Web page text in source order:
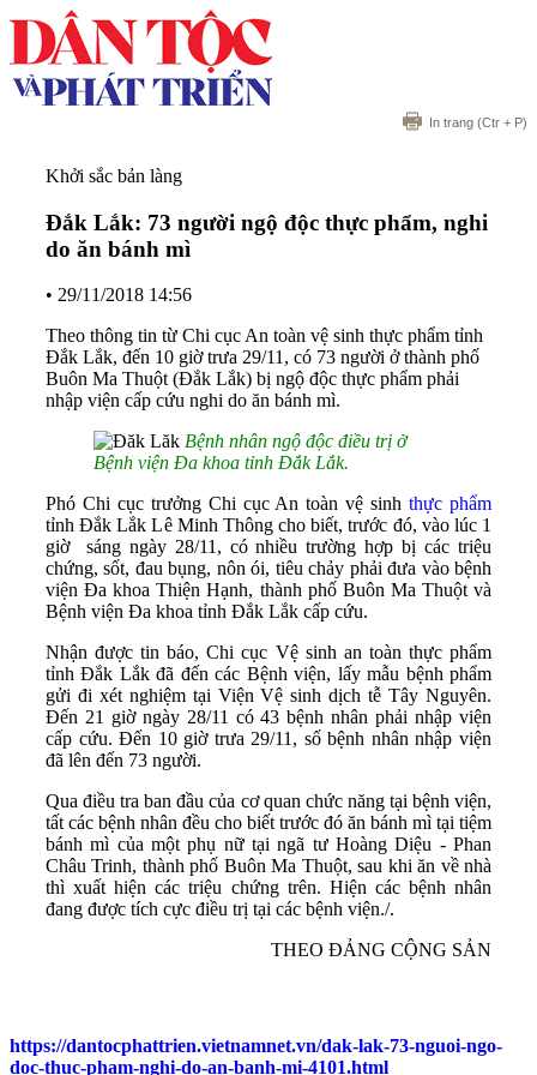
In trang (Ctr + P)
Khởi sắc bản làng
Đắk Lắk: 73 người ngộ độc thực phẩm, nghi
do ăn bánh mì
• 29/11/2018 14:56
Theo thông tin từ Chi cục An toàn vệ sinh thực phẩm tỉnh
Đắk Lắk, đến 10 giờ trưa 29/11, có 73 người ở thành phố
Buôn Ma Thuột (Đắk Lắk) bị ngộ độc thực phẩm phải
nhập viện cấp cứu nghi do ăn bánh mì.
Bệnh nhân ngộ độc điều trị ở
Bệnh viện Đa khoa tỉnh Đắk Lắk.
Phó Chi cục trưởng Chi cục An toàn vệ sinh thực phẩm
tỉnh Đắk Lắk Lê Minh Thông cho biết, trước đó, vào lúc 1
giờ sáng ngày 28/11, có nhiều trường hợp bị các triệu
chứng, sốt, đau bụng, nôn ói, tiêu chảy phải đưa vào bệnh
viện Đa khoa Thiện Hạnh, thành phố Buôn Ma Thuột và
Bệnh viện Đa khoa tỉnh Đắk Lắk cấp cứu.
Nhận được tin báo, Chi cục Vệ sinh an toàn thực phẩm
tỉnh Đắk Lắk đã đến các Bệnh viện, lấy mẫu bệnh phẩm
gửi đi xét nghiệm tại Viện Vệ sinh dịch tễ Tây Nguyên.
Đến 21 giờ ngày 28/11 có 43 bệnh nhân phải nhập viện
cấp cứu. Đến 10 giờ trưa 29/11, số bệnh nhân nhập viện
đã lên đến 73 người.
Qua điều tra ban đầu của cơ quan chức năng tại bệnh viện,
tất các bệnh nhân đều cho biết trước đó ăn bánh mì tại tiệm
bánh mì của một phụ nữ tại ngã tư Hoàng Diệu - Phan
Châu Trinh, thành phố Buôn Ma Thuột, sau khi ăn về nhà
thì xuất hiện các triệu chứng trên. Hiện các bệnh nhân
đang được tích cực điều trị tại các bệnh viện./.
THEO ĐẢNG CỘNG SẢN
https://dantocphattrien.vietnamnet.vn/dak-lak-73-nguoi-ngo-
doc-thuc-pham-nghi-do-an-banh-mi-4101.html